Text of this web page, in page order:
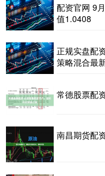
配资官网 9
值1.0408
正规实盘配
策略混合最
常德股票配
南昌期货配